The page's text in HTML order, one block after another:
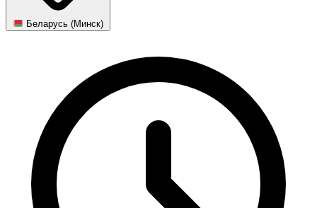
Беларусь (Минск)